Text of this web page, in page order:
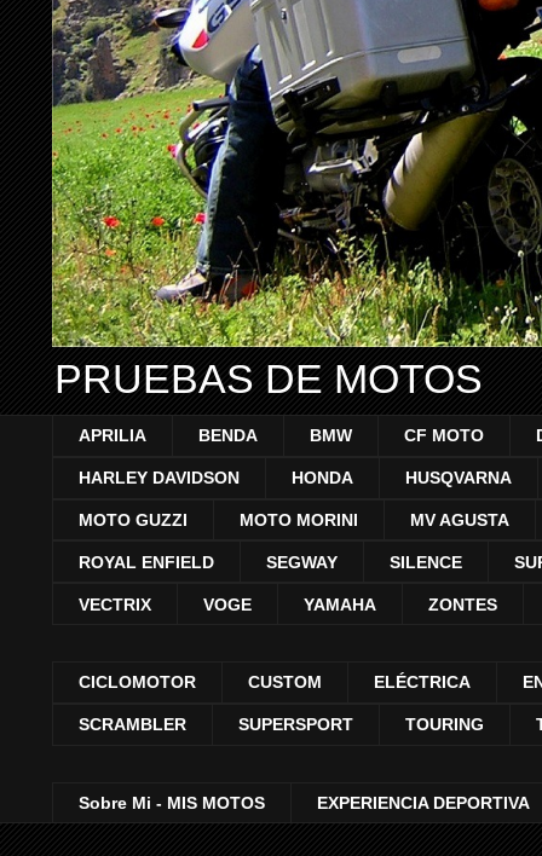
PRUEBAS DE MOTOS
APRILIA BENDA BMW CF MOTO
HARLEY DAVIDSON HONDA HUSQVARNA
MOTO GUZZI MOTO MORINI MV AGUSTA
ROYAL ENFIELD SEGWAY SILENCE
VECTRIX VOGE YAMAHA ZONTES
CICLOMOTOR CUSTOM ELÉCTRICA
SCRAMBLER SUPERSPORT TOURING
Sobre Mi - MIS MOTOS EXPERIENCIA DEPORTIVA